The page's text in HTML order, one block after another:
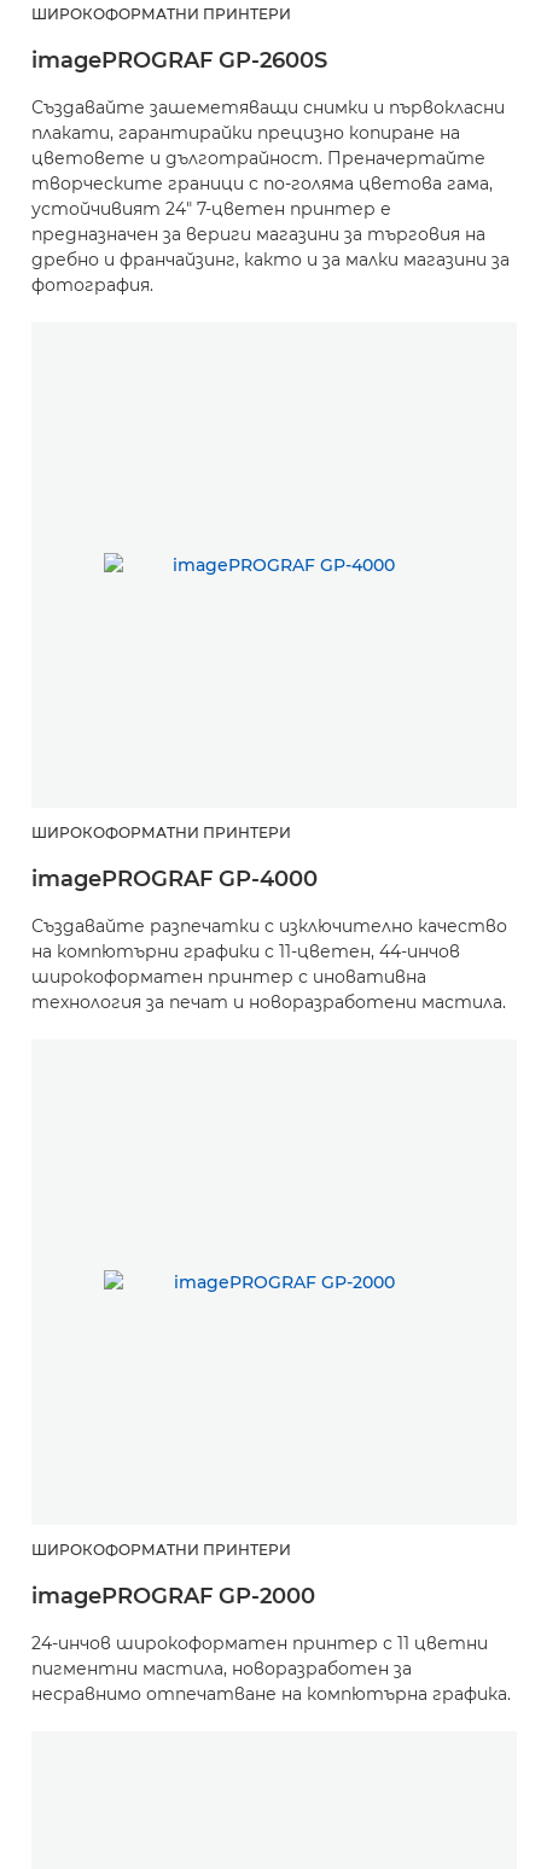
ШИРОКОФОРМАТНИ ПРИНТЕРИ
imagePROGRAF GP-2600S
Създавайте зашеметяващи снимки и първокласни
плакати, гарантирайки прецизно копиране на
цветовете и дълготрайност. Преначертайте
творческите граници с по-голяма цветова гама,
устойчивият 24" 7-цветен принтер е
предназначен за вериги магазини за търговия на
дребно и франчайзинг, както и за малки магазини за
фотография.
ШИРОКОФОРМАТНИ ПРИНТЕРИ
imagePROGRAF GP-4000
Създавайте разпечатки с изключително качество
на компютърни графики с 11-цветен, 44-инчов
широкоформатен принтер с иновативна
технология за печат и новоразработени мастила.
ШИРОКОФОРМАТНИ ПРИНТЕРИ
imagePROGRAF GP-2000
24-инчов широкоформатен принтер с 11 цветни
пигментни мастила, новоразработен за
несравнимо отпечатване на компютърна графика.